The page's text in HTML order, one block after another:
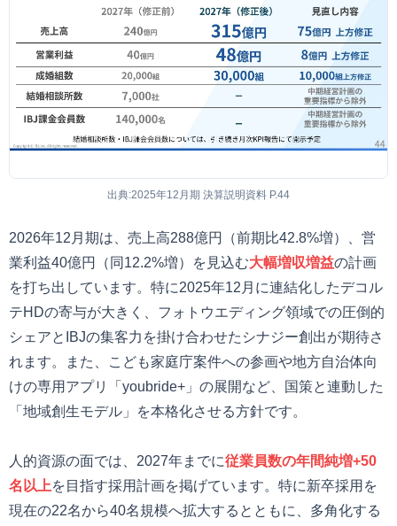
出典:2025年12月期 決算説明資料 P.44
2026年12月期は、売上高288億円（前期比42.8%増）、営
業利益40億円（同12.2%増）を見込む大幅増収増益の計画
を打ち出しています。特に2025年12月に連結化したデコル
テHDの寄与が大きく、フォトウエディング領域での圧倒的
シェアとIBJの集客力を掛け合わせたシナジー創出が期待さ
れます。また、こども家庭庁案件への参画や地方自治体向
けの専用アプリ「youbride+」の展開など、国策と連動した
「地域創生モデル」を本格化させる方針です。
人的資源の面では、2027年までに従業員数の年間純増+50
名以上を目指す採用計画を掲げています。特に新卒採用を
現在の22名から40名規模へ拡大するとともに、多角化する